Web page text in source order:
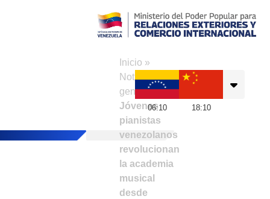
Inicio »
Noticias
generales»
Jóvenes
pianistas
venezolanos
revolucionan
la academia
musical
desde
06:10 18:10